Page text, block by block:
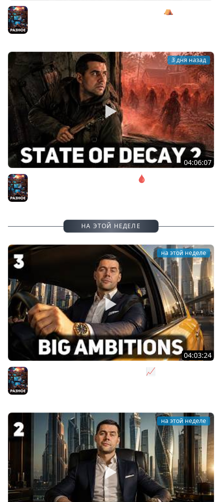
Сражаемся с Кагалом призраком Харага ⛺ Wartales
3 дня назад
04:06:07
Соло. Сложность запредельная 🩸 State of Decay 2
НА ЭТОЙ НЕДЕЛЕ
на этой неделе
04:03:24
Я бизнесмен. Такси - это для души 📈 Big Ambitions
на этой неделе